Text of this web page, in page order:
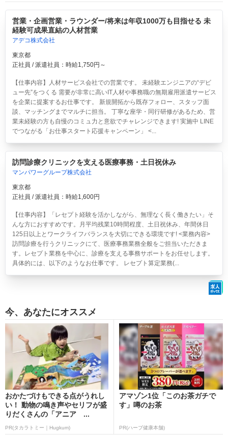
営業・企画営業・ラウンダー/将来は年収1000万も目指せる 未
経験可成果直結の人材営業
アデコ株式会社
東京都
正社員 / 派遣社員：時給1,750円～
【仕事内容】人材サービス会社での営業です。 未経験エンジニアの“デビ
ュー先”をつくる 需要が非常に高いIT人材や事務職の無期雇用派遣サービス
を企業に提案するお仕事です。 新規開拓から既存フォロー、スタッフ面
談、マッチングまでマルチに担当。 丁寧な座学・同行研修があるため、営
業未経験の方も自慢のコミュ力と意欲でチャレンジできます! 実施中 LINE
でつながる「お仕事スタート応援キャンペーン」 <...
訪問診療クリニックを支える医療事務・土日祝休み
マンパワーグループ株式会社
東京都
正社員 / 派遣社員：時給1,600円
【仕事内容】「レセプト経験を活かしながら、無理なく長く働きたい」そ
んな方におすすめです。月平均残業10時間程度、土日祝休み、年間休日
125日以上とワークライフバランスを大切にできる環境です! <業務内容>
訪問診療を行うクリニックにて、医療事務業務全般をご担当いただきま
す。レセプト業務を中心に、診療を支える事務サポートをお任せします。
具体的には、以下のようなお仕事です。 レセプト算定業務(...
今、あなたにオススメ
おかたづけもできる点がうれし
い！ 動物の鳴き声やセリフが盛
りだくさんの「アニア ...
PR(タカラトミー｜Hugkum)
アマゾン1位「このお茶ガチで
す」噂のお茶
PR(ハーブ健康本舗)